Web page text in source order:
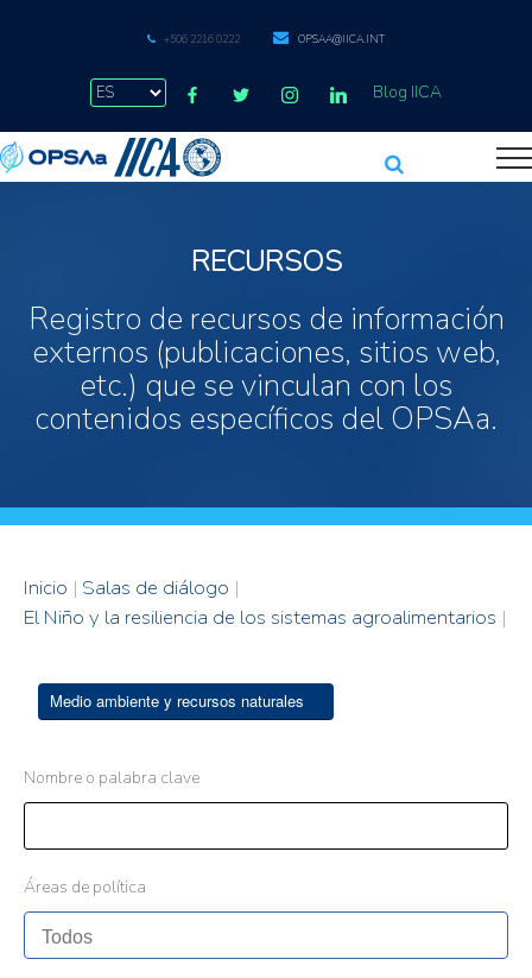
+506 2216 0222 OPSAA@IICA.INT
Blog IICA
RECURSOS
Registro de recursos de información
externos (publicaciones, sitios web,
etc.) que se vinculan con los
contenidos específicos del OPSAa.
Inicio | Salas de diálogo |
El Niño y la resiliencia de los sistemas agroalimentarios |
Medio ambiente y recursos naturales
Nombre o palabra clave
Áreas de política